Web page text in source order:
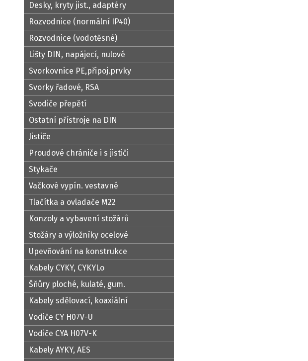
Desky, kryty jist., adaptéry
Rozvodnice (normální IP40)
Rozvodnice (vodotěsné)
Lišty DIN, napájecí, nulové
Svorkovnice PE,připoj.prvky
Svorky řadové, RSA
Svodiče přepětí
Ostatní přístroje na DIN
Jističe
Proudové chrániče i s jističi
Stykače
Vačkové vypín. vestavné
Tlačítka a ovladače M22
Konzoly a vybavení stožárů
Stožáry a výložníky ocelové
Upevňování na konstrukce
Kabely CYKY, CYKYLo
Šňůry ploché, kulaté, gum.
Kabely sdělovací, koaxiální
Vodiče CY H07V-U
Vodiče CYA H07V-K
Kabely AYKY, AES